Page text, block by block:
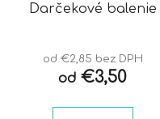
Darčekové balenie
od €2,85 bez DPH
od €3,50